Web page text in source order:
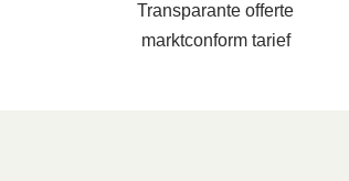
Transparante offerte
marktconform tarief